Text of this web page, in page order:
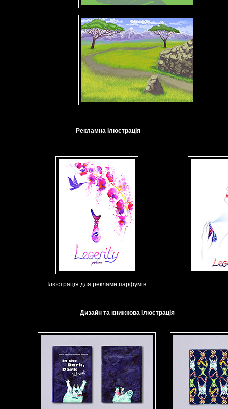
Рекламна ілюстрація
Ілюстрація для реклами парфумів
Дизайн та книжкова ілюстрація